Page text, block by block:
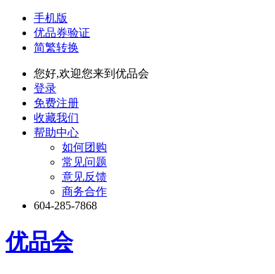
手机版
优品券验证
简繁转换
您好,欢迎您来到优品会
登录
免费注册
收藏我们
帮助中心
如何团购
常见问题
意见反馈
商务合作
604-285-7868
优品会